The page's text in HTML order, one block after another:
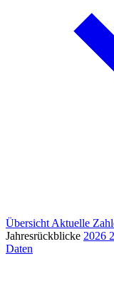
Übersicht Aktuelle
Jahresrückblicke 2026
Daten